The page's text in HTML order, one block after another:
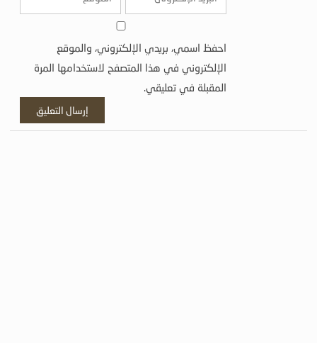
احفظ اسمي، بريدي الإلكتروني، والموقع
الإلكتروني في هذا المتصفح لاستخدامها المرة
المقبلة في تعليقي.